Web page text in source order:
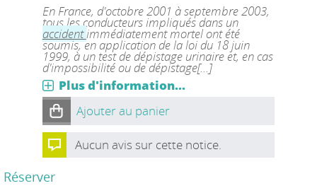
En France, d'octobre 2001 à septembre 2003,
tous les conducteurs impliqués dans un
accidentimmédiatement mortel ont été
soumis, en application de la loi du 18 juin
1999, à un test de dépistage urinaire et, en cas
d'impossibilité ou de dépistage[...]
Plus d'information...
Ajouter au panier
Aucun avis sur cette notice.
Réserver